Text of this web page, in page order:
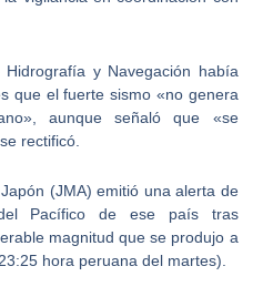
y Navegación había
que el fuerte sismo «no genera
aunque señaló que «se
rectificó.
(JMA) emitió unaalerta de
Pacífico de ese país tras
magnitud que se produjo a
hora peruana del martes).